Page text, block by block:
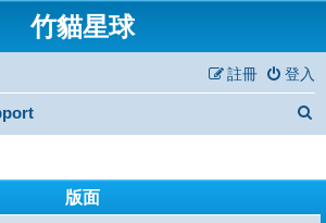
竹貓星球
登入
註冊
版面